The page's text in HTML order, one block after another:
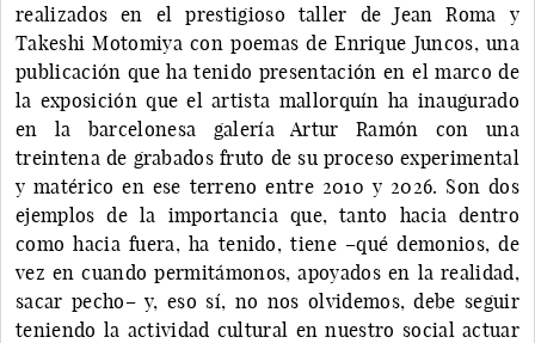
realizados en el prestigioso taller de Jean Roma y
Takeshi Motomiya con poemas de Enrique Juncos, una
publicación que ha tenido presentación en el marco de
la exposición que el artista mallorquín ha inaugurado
en la barcelonesa galería Artur Ramón con una
treintena de grabados fruto de su proceso experimental
y matérico en ese terreno entre 2010 y 2026. Son dos
ejemplos de la importancia que, tanto hacia dentro
como hacia fuera, ha tenido, tiene –qué demonios, de
vez en cuando permitámonos, apoyados en la realidad,
sacar pecho– y, eso sí, no nos olvidemos, debe seguir
teniendo la actividad cultural en nuestro social actuar